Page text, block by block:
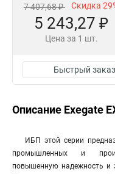
7 407,68 ₽ Скидка
5 243,27 ₽
Цена за 1 шт.
Быстрый заказ
Описание Exegate
ИБП этой серии
промышленных и
повышенную надежность и